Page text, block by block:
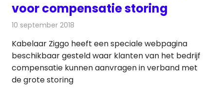
voor compensatie storing
10 september 2018
Kabelaar Ziggo heeft een speciale webpagina
beschikbaar gesteld waar klanten van het bedrijf
compensatie kunnen aanvragen in verband met
de grote storing